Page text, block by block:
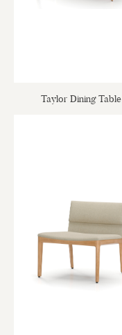
Taylor Dining Table